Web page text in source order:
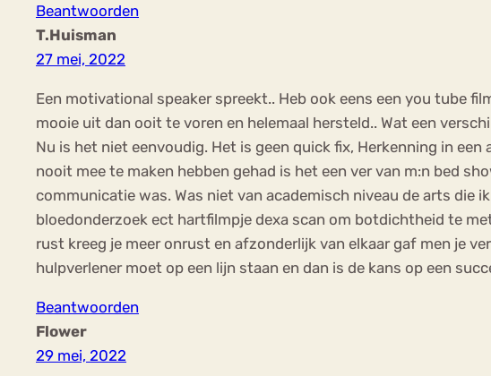
Beantwoorden
T.Huisman
27 mei, 2022
Een motivational speaker spreekt.. Heb ook eens een you tube
mooie uit dan ooit te voren en helemaal hersteld.. Wat een
Nu is het niet eenvoudig. Het is geen quick fix, Herkenning in
nooit mee te maken hebben gehad is het een ver van m:n bed
communicatie was. Was niet van academisch niveau de arts die
bloedonderzoek ect hartfilmpje dexa scan om botdichtheid te
rust kreeg je meer onrust en afzonderlijk van elkaar gaf men je
hulpverlener moet op een lijn staan en dan is de kans op een
Beantwoorden
Flower
29 mei, 2022